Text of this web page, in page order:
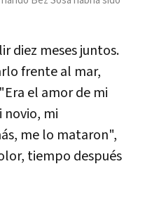
diez meses juntos.
frente al mar,
el amor de mi
novio, mi
me lo mataron",
tiempo después